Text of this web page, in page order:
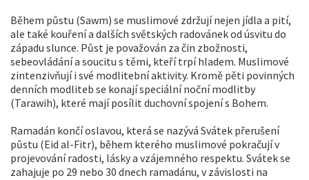
Během půstu (Sawm) se muslimové zdržují nejen jídla a pití,
ale také kouření a dalších světských radovánek od úsvitu do
západu slunce. Půst je považován za čin zbožnosti,
sebeovládání a soucitu s těmi, kteří trpí hladem. Muslimové
zintenzivňují i své modlitební aktivity. Kromě pěti povinných
denních modliteb se konají speciální noční modlitby
(Tarawih), které mají posílit duchovní spojení s Bohem.
Ramadán končí oslavou, která se nazývá Svátek přerušení
půstu (Eid al-Fitr), během kterého muslimové pokračují v
projevování radosti, lásky a vzájemného respektu. Svátek se
zahajuje po 29 nebo 30 dnech ramadánu, v závislosti na